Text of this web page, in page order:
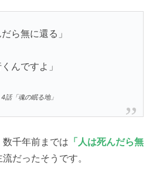
ら無に還る」
んですよ」
話「魂の眠る地」
千年前までは 「人は死んだら無
だったそうです。